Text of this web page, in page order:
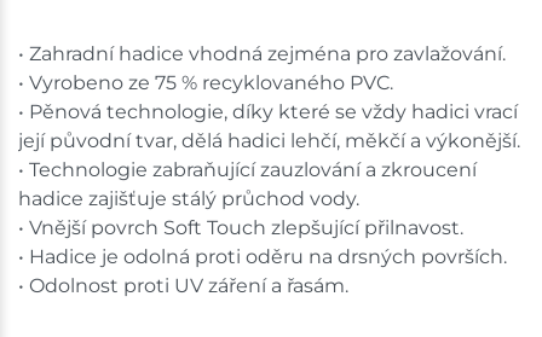
• Zahradní hadice vhodná zejména pro zavlažování.
• Vyrobeno ze 75 % recyklovaného PVC.
• Pěnová technologie, díky které se vždy hadici vrací
její původní tvar, dělá hadici lehčí, měkčí a výkonější.
• Technologie zabraňující zauzlování a zkroucení
hadice zajišťuje stálý průchod vody.
• Vnější povrch Soft Touch zlepšující přilnavost.
• Hadice je odolná proti oděru na drsných površích.
• Odolnost proti UV záření a řasám.